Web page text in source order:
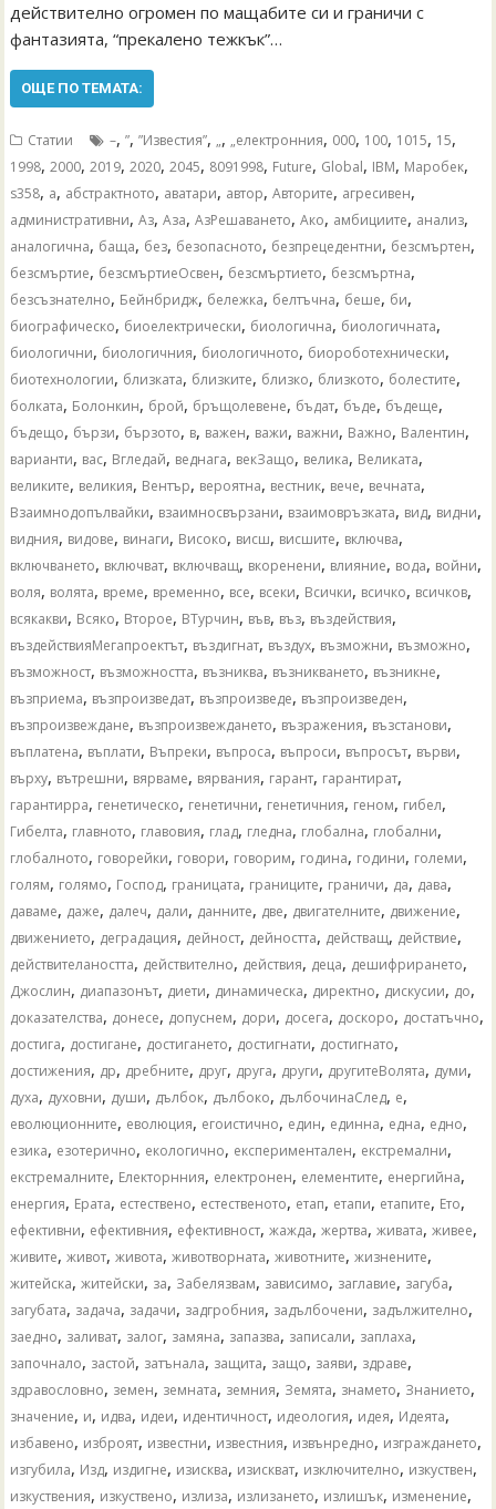
действително огромен по мащабите си и граничи с
фантазията, “прекалено тежкък”…
ОЩЕ ПО ТЕМАТА:
Статии –,”,”Известия”, „, „електронния, 000, 100, 1015, 15,
1998,2000,2019,2020,2045, 8091998, Future, Global, IBM, Mаробек,
s358, а, абстрактното, аватари, автор,Авторите, агресивен,
административни,Аз,Аза,АзРешаването,Ако, амбициите, анализ,
аналогична, баща, без, безопасното, безпрецедентни, безсмъртен,
безсмъртие, безсмъртиеОсвен, безсмъртието, безсмъртна,
безсъзнателно, Бейнбридж, бележка, белтъчна, беше, би,
биографическо, биоелектрически, биологична, биологичната,
биологични, биологичния, биологичното, биороботехнически,
биотехнологии, близката, близките, близко, близкото, болестите,
болката, Болонкин, брой, бръщолевене, бъдат, бъде, бъдеще,
бъдещо, бързи, бързото, в, важен, важи, важни, Важно, Валентин,
варианти, вас, Вгледай, веднага, векЗащо, велика, Великата,
великите, великия, Вентър, вероятна, вестник, вече, вечната,
Взаимнодопълвайки, взаимносвързани, взаимовръзката, вид, видни,
видния, видове, винаги, Високо, висш, висшите, включва,
включването, включват, включващ, вкоренени, влияние, вода, войни,
воля, волята, време, временно, все, всеки, Всички, всичко, всичков,
всякакви, Всяко, Второе, ВТурчин, във, въз, въздействия,
въздействияМегапроектът, въздигнат, въздух, възможни, възможно,
възможност, възможността, възниква, възникването, възникне,
възприема, възпроизведат, възпроизведе, възпроизведен,
възпроизвеждане, възпроизвеждането, възражения, възстанови,
въплатена, въплати, Въпреки, въпроса, въпроси, въпросът, върви,
върху, вътрешни, вярваме, вярвания, гарант, гарантират,
гарантирра, генетическо, генетични, генетичния, геном, гибел,
Гибелта, главното, главовия, глад, гледна, глобална, глобални,
глобалното, говорейки, говори, говорим, година, години, големи,
голям, голямо, Господ, границата, границите, граничи, да, дава,
даваме, даже, далеч, дали, данните, две, двигателните, движение,
движението, деградация, дейност, дейността, действащ, действие,
действителаността, действително, действия, деца, дешифрирането,
Джослин, диапазонът, диети, динамическа, директно, дискусии, до,
доказателства, донесе, допуснем, дори, досега, доскоро, достатъчно,
достига, достигане, достигането, достигнати, достигнато,
достижения, др, дребните, друг, друга, други, другитеВолята, думи,
духа, духовни, души, дълбок, дълбоко, дълбочинаСлед, е,
еволюционните, еволюция, егоистично, един, единна, една, едно,
езика, езотерично, екологично, експериментален, екстремални,
екстремалните, Електорнния, електронен, елементите, енергийна,
енергия, Ерата, естествено, естественото, етап, етапи, етапите, Ето,
ефективни, ефективния, ефективност,жажда,жертва,живата,живее,
живите,живот,живота,животворната,животните,жизнените,
житейска,житейски, за, Забелязвам, зависимо, заглавие, загуба,
загубата, задача, задачи, задгробния, задълбочени, задължително,
заедно, заливат, залог, замяна, запазва, записали, заплаха,
започнало, застой, затънала, защита, защо, заяви, здраве,
здравословно, земен, земната, земния, Земята, знамето, Знанието,
значение, и, идва, идеи, идентичност, идеология, идея, Идеята,
избавено, изброят, известни, известния, извънредно, изграждането,
изгубила, Изд, издигне, изисква, изискват, изключително, изкуствен,
изкуствения, изкуствено, излиза, излизането, излишък, изменение,